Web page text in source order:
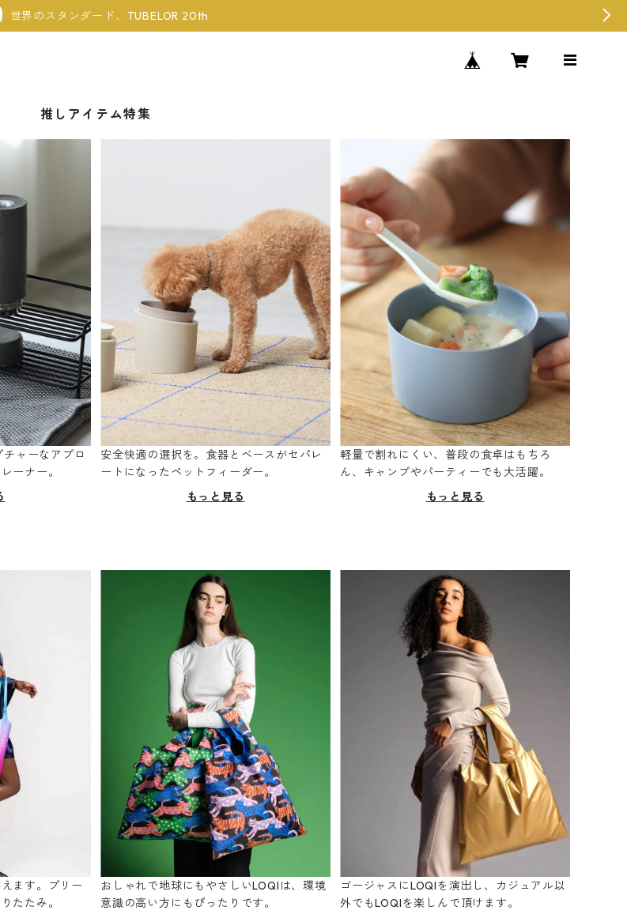
世界のスタンダード、TUBELOR 20th
推しアイテム特集
ャーなアプロ
ーナー。
安全快適の選択を。食器とベースがセパレ
ートになったペットフィーダー。
もっと見る
軽量で割れにくい、普段の食卓はもちろ
ん、キャンプやパーティーでも大活躍。
もっと見る
ます。プリー
たたみ。
おしゃれで地球にもやさしいLOQIは、環境
意識の高い方にもぴったりです。
ゴージャスにLOQIを演出し、カジュアル以
外でもLOQIを楽しんで頂けます。